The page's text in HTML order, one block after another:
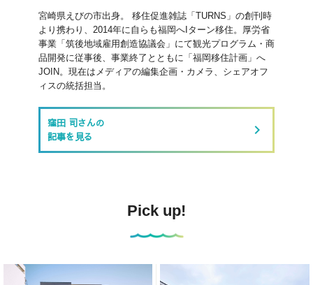
宮崎県えびの市出身。 移住促進雑誌「TURNS」の創刊時
より携わり、2014年に自らも福岡へIターン移住。厚労省
事業「筑後地域雇用創造協議会」にて観光プログラム・商
品開発に従事後、事業終了とともに「福岡移住計画」へ
JOIN。現在はメディアの編集企画・カメラ、シェアオフ
ィスの統括担当。
窪田 司さんの
記事を見る
keyboard_arrow_right
Pick up!